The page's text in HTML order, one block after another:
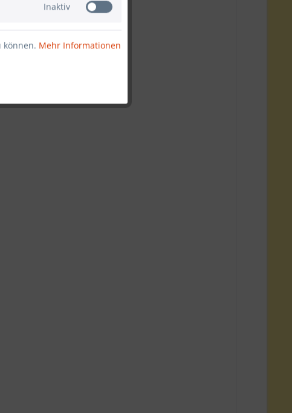
Inaktiv
können. Mehr Informationen